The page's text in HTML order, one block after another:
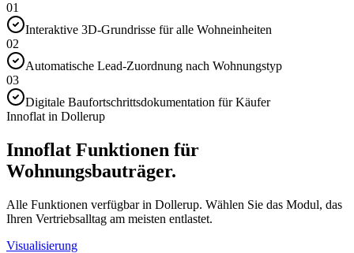
01
Interaktive 3D-Grundrisse für alle Wohneinheiten
02
Automatische Lead-Zuordnung nach Wohnungstyp
03
Digitale Baufortschrittsdokumentation für Käufer
Innoflat in Dollerup
Innoflat Funktionen für
Wohnungsbauträger.
Alle Funktionen verfügbar in Dollerup. Wählen Sie das Modul, das
Ihren Vertriebsalltag am meisten entlastet.
Visualisierung